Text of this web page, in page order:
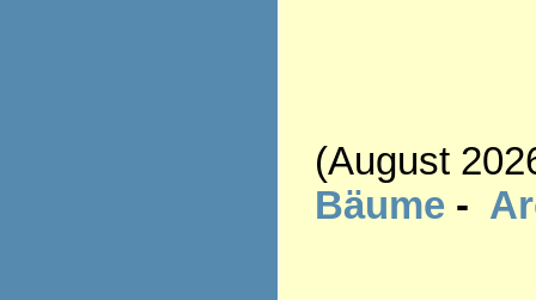
(August
Bäume - A